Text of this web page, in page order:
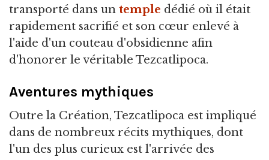
transporté dans un temple dédié où il était
rapidement sacrifié et son cœur enlevé à
l'aide d'un couteau d'obsidienne afin
d'honorer le véritable Tezcatlipoca.
Aventures mythiques
Outre la Création, Tezcatlipoca est impliqué
dans de nombreux récits mythiques, dont
l'un des plus curieux est l'arrivée des